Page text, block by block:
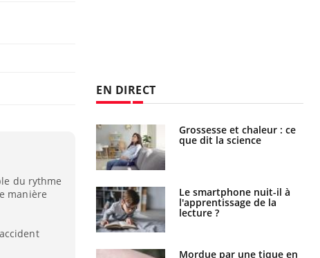
du rythme
manière
EN DIRECT
nuit-il à
de la
Mordue par un
barracuda, une petite fille
secourue grâce à un
Légionellose en Suisse :
quelle est l’origine de la
contamination ?
Allergies alimentaires :